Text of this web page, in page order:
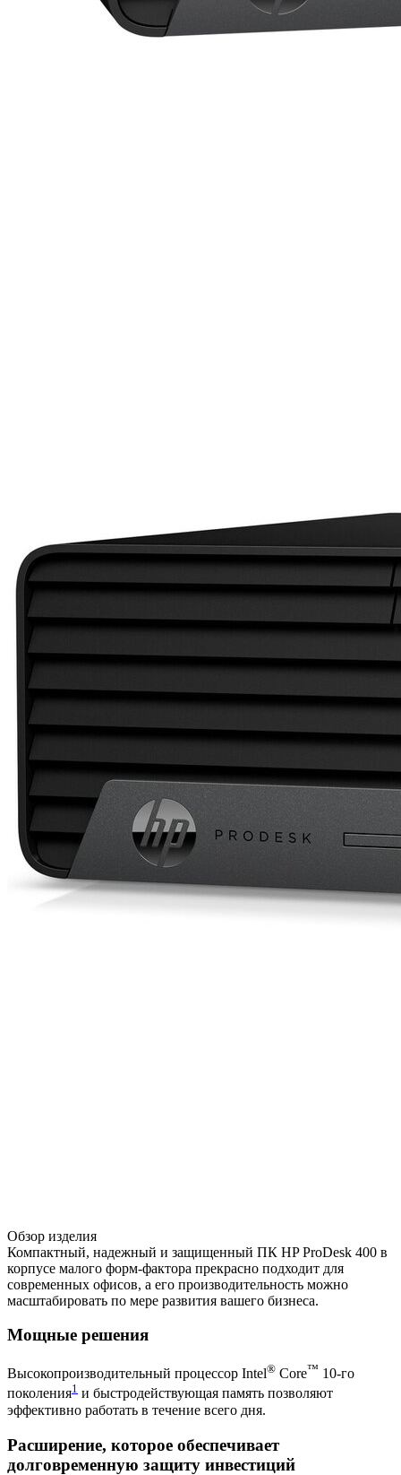
Обзор изделия
Компактный, надежный и защищенный ПК HP ProDesk 400 в
корпусе малого форм-фактора прекрасно подходит для
современных офисов, а его производительность можно
масштабировать по мере развития вашего бизнеса.
Мощные решения
Высокопроизводительный процессор Intel® Core™ 10-го
поколения1 и быстродействующая память позволяют
эффективно работать в течение всего дня.
Расширение, которое обеспечивает
долговременную защиту инвестиций